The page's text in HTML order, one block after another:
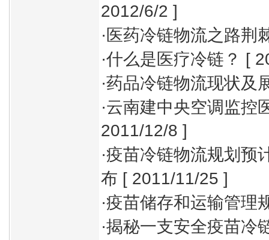
2012/6/2 ]
·医药冷链物流之路荆
·什么是医疗冷链？ [
·药品冷链物流现状及
·云南建中央空调监控
2011/12/8 ]
·疫苗冷链物流规划预
布 [ 2011/11/25 ]
·疫苗储存和运输管理
·揭秘一支安全疫苗冷